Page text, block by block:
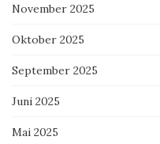
November 2025
Oktober 2025
September 2025
Juni 2025
Mai 2025